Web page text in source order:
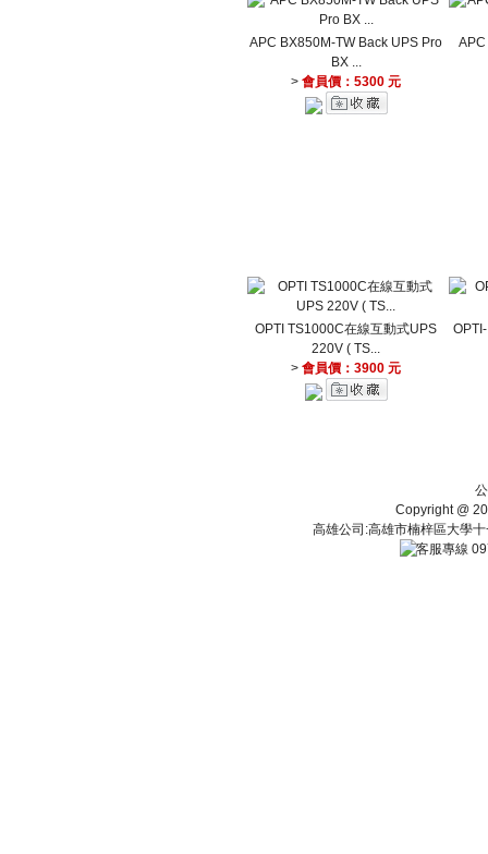
APC BX850M-TW Back UPS Pro
BX ...
>會員價：5300 元
OPTI TS1000C在線互動式UPS
220V ( TS...
>會員價：3900 元
Copyright @
高雄公司:高雄市楠梓區大學